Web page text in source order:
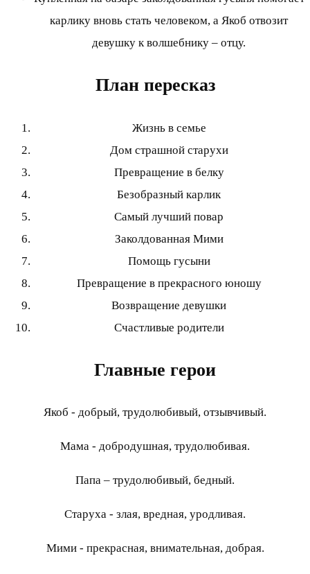
карлику вновь стать человеком, а Якоб отвозит
девушку к волшебнику – отцу.
План пересказ
Жизнь в семье
Дом страшной старухи
Превращение в белку
Безобразный карлик
Самый лучший повар
Заколдованная Мими
Помощь гусыни
Превращение в прекрасного юношу
Возвращение девушки
Счастливые родители
Главные герои
Якоб - добрый, трудолюбивый, отзывчивый.
Мама - добродушная, трудолюбивая.
Папа – трудолюбивый, бедный.
Старуха - злая, вредная, уродливая.
Мими - прекрасная, внимательная, добрая.